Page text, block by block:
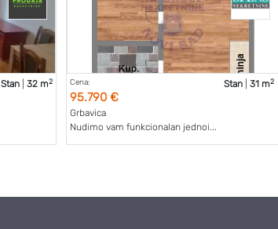
Stan| 32 m2 Cena:
95.790 €
Stan |31 m2
Grbavica
Nudimo vam funkcionalan jednoi...